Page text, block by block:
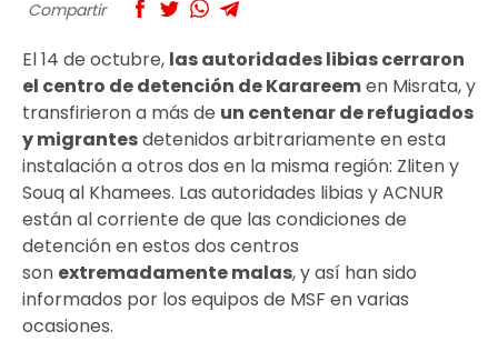
Compartir
El 14 de octubre, las autoridades libias cerraron
el centro de detención de Karareemen Misrata, y
transfirieron a más de un centenar de refugiados
y migrantesdetenidos arbitrariamente en esta
instalación a otros dos en la misma región: Zliten y
Souq al Khamees. Las autoridades libias y ACNUR
están al corriente de que las condiciones de
detención en estos dos centros
son extremadamente malas, y así han sido
informados por los equipos de MSF en varias
ocasiones.